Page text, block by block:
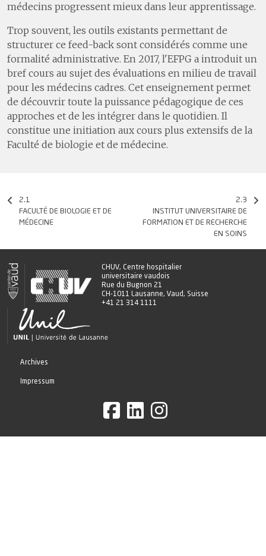
médecins progressent mieux dans leur apprentissage.
Trop souvent, les outils existants permettant de
structurer ce feed-back sont considérés comme une
formalité administrative. En 2017, l'EFPG a introduit un
bref cours au sujet des évaluations en milieu de travail
pour les médecins cadres. Cet enseignement permet
de découvrir toute la puissance pédagogique de ces
approches et de les intégrer dans le quotidien. Il
constitue une initiation aux cours plus extensifs de la
Faculté de biologie et de médecine.
2.1
FACULTÉ DE BIOLOGIE ET DE
MÉDECINE
2.3
INSTITUT UNIVERSITAIRE DE
FORMATION ET DE RECHERCHE
EN SOINS
CHUV, Centre hospitalier
universitaire vaudois
Rue du Bugnon 21
CH-1011 Lausanne, Vaud, Suisse
+41 21 314 1111
Archives
Impressum